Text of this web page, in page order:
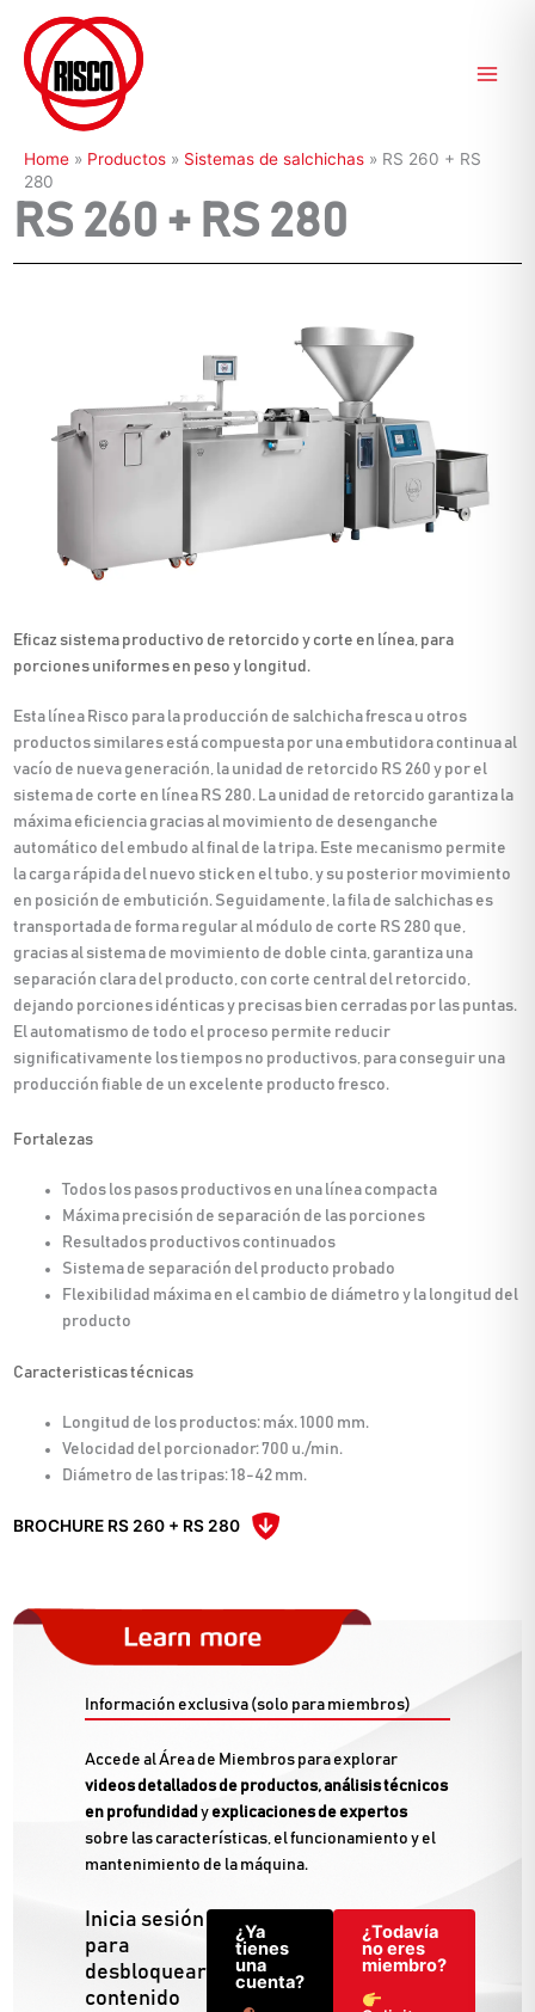
contenido
Home » Productos » Sistemas de salchichas » RS 260 + RS
280
RS 260 + RS 280
Eficaz sistema productivo de retorcido y corte en línea, para
porciones uniformes en peso y longitud.
Esta línea Risco para la producción de salchicha fresca u otros
productos similares está compuesta por una embutidora continua al
vacío de nueva generación, la unidad de retorcido RS 260 y por el
sistema de corte en línea RS 280. La unidad de retorcido garantiza la
máxima eficiencia gracias al movimiento de desenganche
automático del embudo al final de la tripa. Este mecanismo permite
la carga rápida del nuevo stick en el tubo, y su posterior movimiento
en posición de embutición. Seguidamente, la fila de salchichas es
transportada de forma regular al módulo de corte RS 280 que,
gracias al sistema de movimiento de doble cinta, garantiza una
separación clara del producto, con corte central del retorcido,
dejando porciones idénticas y precisas bien cerradas por las puntas.
El automatismo de todo el proceso permite reducir
significativamente los tiempos no productivos, para conseguir una
producción fiable de un excelente producto fresco.
Fortalezas
Todos los pasos productivos en una línea compacta
Máxima precisión de separación de las porciones
Resultados productivos continuados
Sistema de separación del producto probado
Flexibilidad máxima en el cambio de diámetro y la longitud del
producto
Caracteristicas técnicas
Longitud de los productos: máx. 1000 mm.
Velocidad del porcionador: 700 u./min.
Diámetro de las tripas: 18-42 mm.
BROCHURE RS 260 + RS 280
Información exclusiva (solo para miembros)
Accede al Área de Miembros para explorar
videos detallados de productos, análisis técnicos
en profundidad yexplicaciones de expertos
sobre las características, el funcionamiento y el
mantenimiento de la máquina.
Inicia sesión
para
desbloquear
contenido
¿Ya
tienes
una
cuenta?
¿Todavía
no eres
miembro?